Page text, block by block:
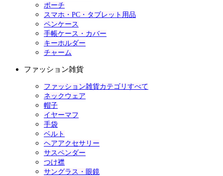
ポーチ
スマホ・PC・タブレット用品
ペンケース
手帳ケース・カバー
キーホルダー
チャーム
ファッション雑貨
ファッション雑貨カテゴリすべて
ネックウェア
帽子
イヤーマフ
手袋
ベルト
ヘアアクセサリー
サスペンダー
つけ襟
サングラス・眼鏡